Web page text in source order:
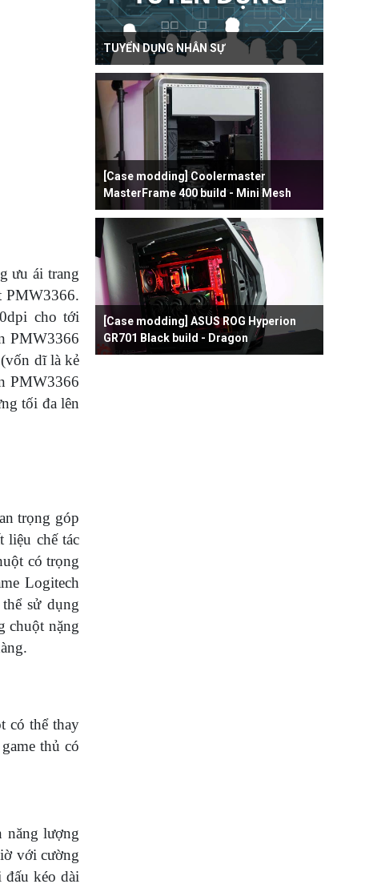
ưu ái trang
PMW3366.
cho tới
PMW3366
dĩ là kẻ
PMW3366
tối đa lên
trọng góp
liệu chế tác
có trọng
Logitech
sử dụng
chuột nặng
có thể thay
thủ có
năng lượng
với cường
đấu kéo dài
TUYỂN DỤNG NHÂN SỰ
[Case modding] Coolermaster
MasterFrame 400 build - Mini Mesh
[Case modding] ASUS ROG Hyperion
GR701 Black build - Dragon